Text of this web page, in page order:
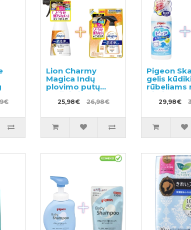
Lion Charmy
Magica Indų
plovimo putų
purškiklis 300ml +
užpildas 250ml
25,98€ 26,98€
Pigeon
gelis
rūbeliams
gimimo
užpildas
29,98€